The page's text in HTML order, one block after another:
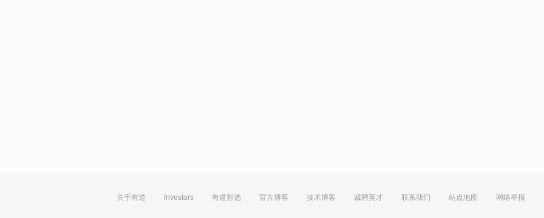
关于有道 Investors 有道智选 官方博客 技术博客 诚聘英才 联系我们 站点地图 网络举报